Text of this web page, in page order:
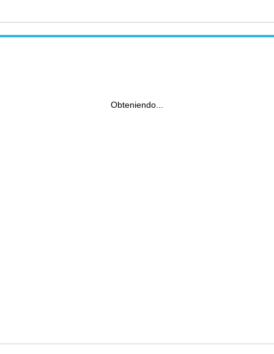
Obteniendo...